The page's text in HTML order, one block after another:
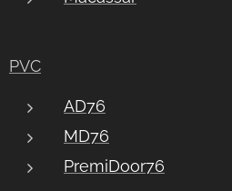
PVC
AD76
MD76
PremiDoor76